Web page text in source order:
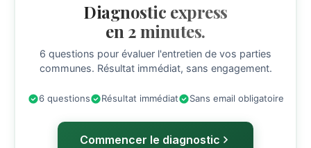
Diagnostic express
en 2 minutes.
6 questions pour évaluer l'entretien de vos parties
communes. Résultat immédiat, sans engagement.
6 questions Résultat immédiat Sans email obligatoire
Commencer le diagnostic